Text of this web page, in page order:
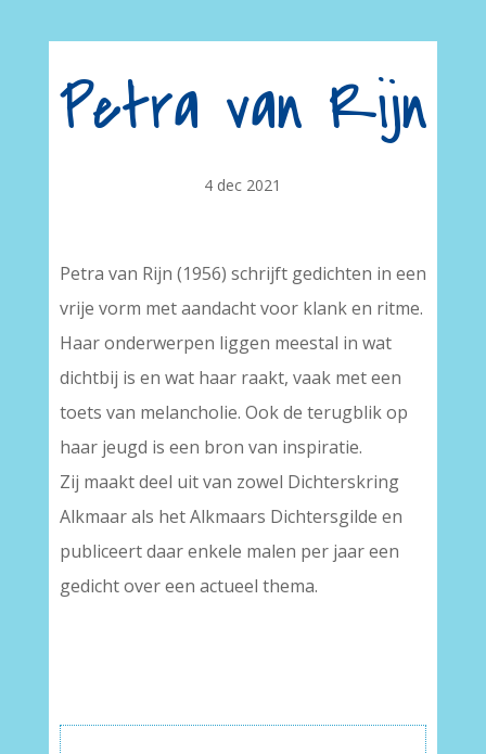
Petra van Rijn
4 dec 2021
Petra van Rijn (1956) schrijft gedichten in een
vrije vorm met aandacht voor klank en ritme.
Haar onderwerpen liggen meestal in wat
dichtbij is en wat haar raakt, vaak met een
toets van melancholie. Ook de terugblik op
haar jeugd is een bron van inspiratie.
Zij maakt deel uit van zowel Dichterskring
Alkmaar als het Alkmaars Dichtersgilde en
publiceert daar enkele malen per jaar een
gedicht over een actueel thema.